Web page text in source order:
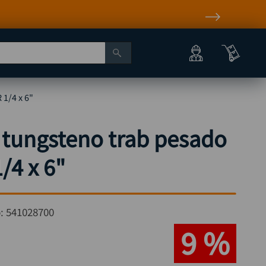
1/4 x 6"
tungsteno trab pesado
4 x 6"
541028700
9 %